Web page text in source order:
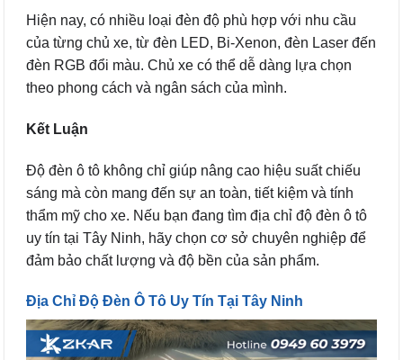
Hiện nay, có nhiều loại đèn độ phù hợp với nhu cầu
của từng chủ xe, từ đèn LED, Bi-Xenon, đèn Laser đến
đèn RGB đổi màu. Chủ xe có thể dễ dàng lựa chọn
theo phong cách và ngân sách của mình.
Kết Luận
Độ đèn ô tô không chỉ giúp nâng cao hiệu suất chiếu
sáng mà còn mang đến sự an toàn, tiết kiệm và tính
thẩm mỹ cho xe. Nếu bạn đang tìm địa chỉ độ đèn ô tô
uy tín tại Tây Ninh, hãy chọn cơ sở chuyên nghiệp để
đảm bảo chất lượng và độ bền của sản phẩm.
Địa Chỉ Độ Đèn Ô Tô Uy Tín Tại Tây Ninh